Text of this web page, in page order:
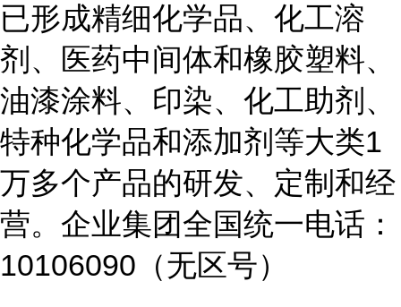
已形成精细化学品、化工溶
剂、医药中间体和橡胶塑料、
油漆涂料、印染、化工助剂、
特种化学品和添加剂等大类1
万多个产品的研发、定制和经
营。企业集团全国统一电话：
10106090（无区号）